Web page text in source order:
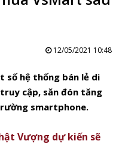
12/05/2021 10:48
hệ thống bán lẻ di
cập, săn đón tăng
smartphone.
Vượng dự kiến sẽ